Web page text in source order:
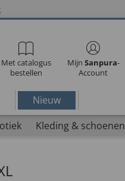
Met catalogus
bestellen
Mijn Sanpura-
Account
Nieuw
Kleding & schoenen